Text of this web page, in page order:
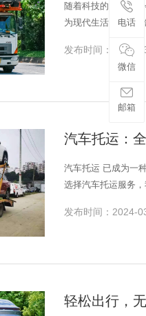
随着科技的发展和
为现代生活中不可
发布时间：2024-
汽车托运：
汽车托运 已成为一
选择汽车托运服务
发布时间：2024-
轻松出行，
电话
微信
邮箱